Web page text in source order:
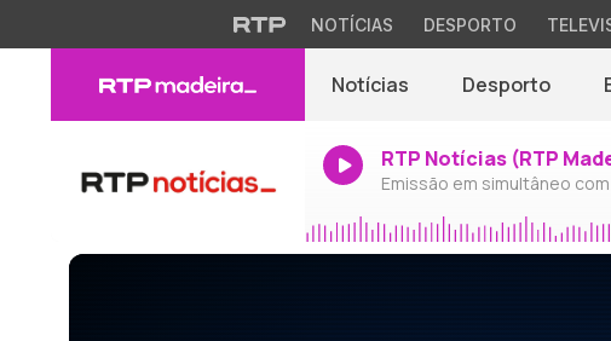
NOTÍCIAS DESPORTO
Notícias Desporto
RTP Notícias (RTP
Emissão em simultâneo